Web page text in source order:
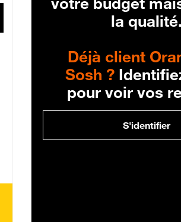
la qualité.
Déjà client
Sosh ?
pour voir vos
S'identifier